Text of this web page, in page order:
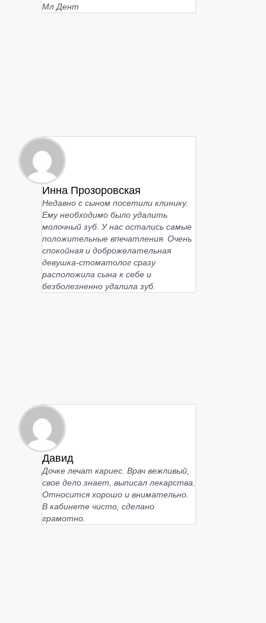
Мл Дент
Инна Прозоровская
Недавно с сыном посетили клинику.
Ему необходимо было удалить
молочный зуб. У нас остались самые
положительные впечатления. Очень
спокойная и доброжелательная
девушка-стоматолог сразу
расположила сына к себе и
безболезненно удалила зуб.
Давид
Дочке лечат кариес. Врач вежливый,
свое дело знает, выписал лекарства.
Относится хорошо и внимательно.
В кабинете чисто, сделано
грамотно.